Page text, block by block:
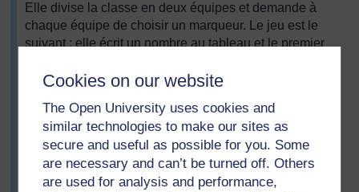
Cookies on our website
The Open University uses cookies and
similar technologies to make our sites as
secure and useful as possible for you. Some
are necessary and can’t be turned off. Others
are used for analysis and performance,
Elle divise la classe en deux équipes et demande à
chaque équipe de choisir un marqueur. Le jeu est le
suivant : elle écrit un nombre au tableau et le premier
nombre marque un point pour son équipe. Mme Ali
quelquefois il y en aura beaucoup. Elle donne alors un
exemple en écrivant 6 et en expliquant qu'elle aurait
donné un point à tout élève lui disant "2 fois 3" ou "3
fois 2" ou "1 fois 6" ou "6 fois 1". Les élèves aiment le
jeu et participent avec excitation. Mme Ali est très